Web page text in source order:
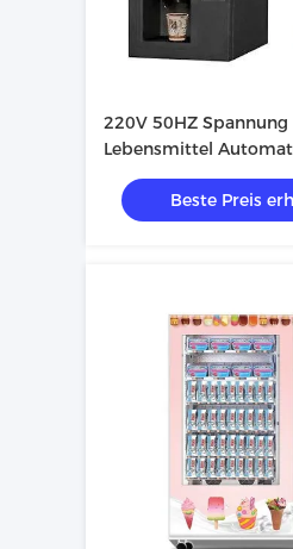
220V 50HZ Spannung
Lebensmittel
starker
Beste Preis